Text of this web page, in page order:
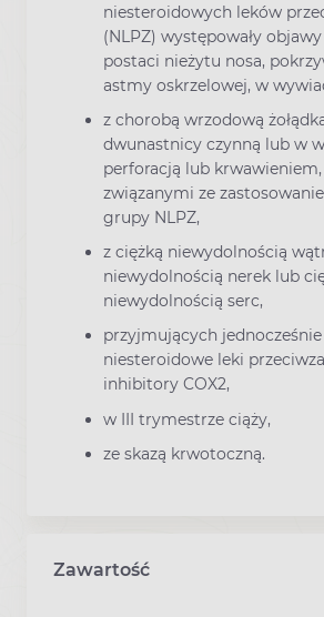
niesteroidowych leków
(NLPZ) występowały
postaci nieżytu nosa,
astmy oskrzelowej, w
z chorobą wrzodową
dwunastnicy czynną lub w
perforacją lub
związanymi ze
grupy NLPZ,
z ciężką niewydolnością
niewydolnością nerek lub
niewydolnością serc,
przyjmujących
niesteroidowe leki
inhibitory COX2,
w III trymestrze ciąży,
ze skazą krwotoczną.
Zawartość